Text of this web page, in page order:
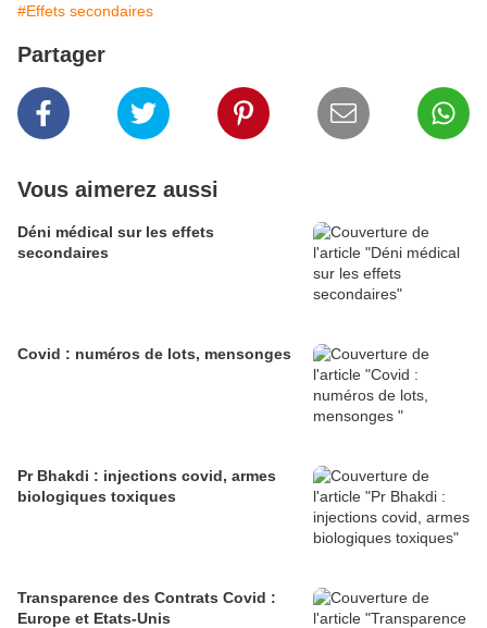
#Effets secondaires
Partager
Vous aimerez aussi
Déni médical sur les effets
secondaires
Covid : numéros de lots, mensonges
Pr Bhakdi : injections covid, armes
biologiques toxiques
Transparence des Contrats Covid :
Europe et Etats-Unis